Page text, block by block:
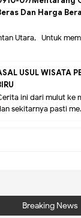
Dan Harga
Utara,- Untuk
USUL WISATA
ini dari mulut ke
sekitarnya pasti
Breaking News